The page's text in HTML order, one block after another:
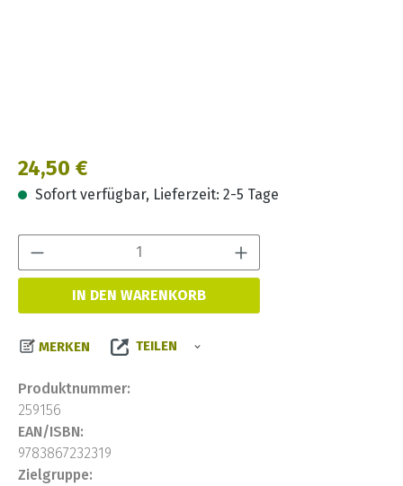
Regulärer Preis:
24,50 €
Sofort verfügbar, Lieferzeit: 2-5 Tage
IN DEN WARENKORB
MERKEN TEILEN
Produktnummer:
259156
EAN/ISBN:
9783867232319
Zielgruppe: